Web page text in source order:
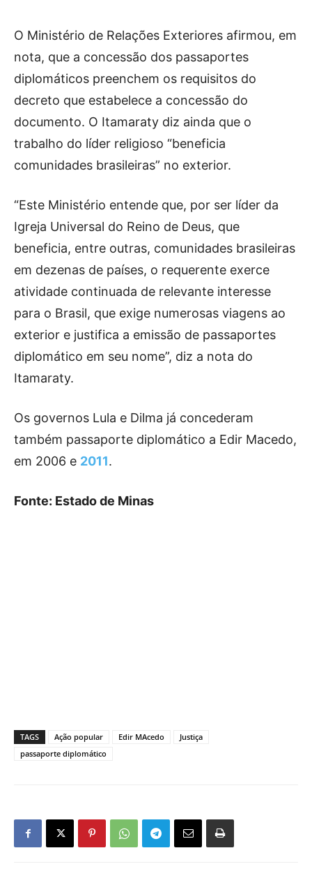
O Ministério de Relações Exteriores afirmou, em
nota, que a concessão dos passaportes
diplomáticos preenchem os requisitos do
decreto que estabelece a concessão do
documento. O Itamaraty diz ainda que o
trabalho do líder religioso “beneficia
comunidades brasileiras” no exterior.
“Este Ministério entende que, por ser líder da
Igreja Universal do Reino de Deus, que
beneficia, entre outras, comunidades brasileiras
em dezenas de países, o requerente exerce
atividade continuada de relevante interesse
para o Brasil, que exige numerosas viagens ao
exterior e justifica a emissão de passaportes
diplomático em seu nome”, diz a nota do
Itamaraty.
Os governos Lula e Dilma já concederam
também passaporte diplomático a Edir Macedo,
em 2006 e 2011.
Fonte: Estado de Minas
TAGS Ação popular Edir MAcedo
Justiça
passaporte diplomático